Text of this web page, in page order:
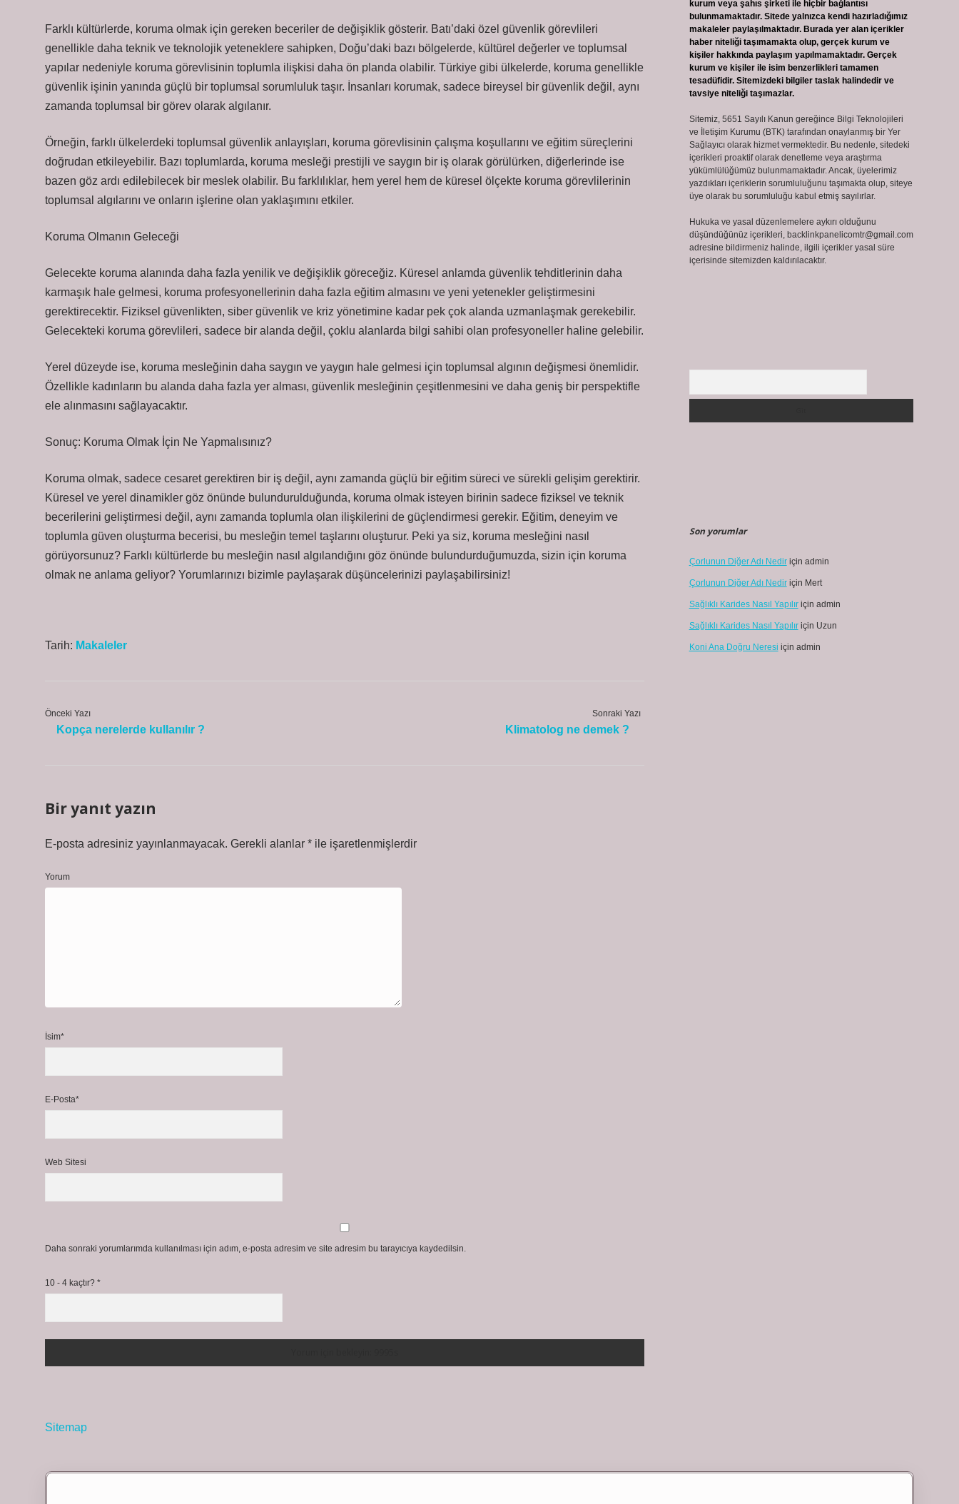
Farklı kültürlerde, koruma olmak için gereken beceriler de değişiklik gösterir. Batı’daki özel güvenlik görevlileri
genellikle daha teknik ve teknolojik yeteneklere sahipken, Doğu’daki bazı bölgelerde, kültürel değerler ve toplumsal
yapılar nedeniyle koruma görevlisinin toplumla ilişkisi daha ön planda olabilir. Türkiye gibi ülkelerde, koruma genellikle
güvenlik işinin yanında güçlü bir toplumsal sorumluluk taşır. İnsanları korumak, sadece bireysel bir güvenlik değil, aynı
zamanda toplumsal bir görev olarak algılanır.
Örneğin, farklı ülkelerdeki toplumsal güvenlik anlayışları, koruma görevlisinin çalışma koşullarını ve eğitim süreçlerini
doğrudan etkileyebilir. Bazı toplumlarda, koruma mesleği prestijli ve saygın bir iş olarak görülürken, diğerlerinde ise
bazen göz ardı edilebilecek bir meslek olabilir. Bu farklılıklar, hem yerel hem de küresel ölçekte koruma görevlilerinin
toplumsal algılarını ve onların işlerine olan yaklaşımını etkiler.
Koruma Olmanın Geleceği
Gelecekte koruma alanında daha fazla yenilik ve değişiklik göreceğiz. Küresel anlamda güvenlik tehditlerinin daha
karmaşık hale gelmesi, koruma profesyonellerinin daha fazla eğitim almasını ve yeni yetenekler geliştirmesini
gerektirecektir. Fiziksel güvenlikten, siber güvenlik ve kriz yönetimine kadar pek çok alanda uzmanlaşmak gerekebilir.
Gelecekteki koruma görevlileri, sadece bir alanda değil, çoklu alanlarda bilgi sahibi olan profesyoneller haline gelebilir.
Yerel düzeyde ise, koruma mesleğinin daha saygın ve yaygın hale gelmesi için toplumsal algının değişmesi önemlidir.
Özellikle kadınların bu alanda daha fazla yer alması, güvenlik mesleğinin çeşitlenmesini ve daha geniş bir perspektifle
ele alınmasını sağlayacaktır.
Sonuç: Koruma Olmak İçin Ne Yapmalısınız?
Koruma olmak, sadece cesaret gerektiren bir iş değil, aynı zamanda güçlü bir eğitim süreci ve sürekli gelişim gerektirir.
Küresel ve yerel dinamikler göz önünde bulundurulduğunda, koruma olmak isteyen birinin sadece fiziksel ve teknik
becerilerini geliştirmesi değil, aynı zamanda toplumla olan ilişkilerini de güçlendirmesi gerekir. Eğitim, deneyim ve
toplumla güven oluşturma becerisi, bu mesleğin temel taşlarını oluşturur. Peki ya siz, koruma mesleğini nasıl
görüyorsunuz? Farklı kültürlerde bu mesleğin nasıl algılandığını göz önünde bulundurduğumuzda, sizin için koruma
olmak ne anlama geliyor? Yorumlarınızı bizimle paylaşarak düşüncelerinizi paylaşabilirsiniz!
Tarih: Makaleler
Önceki Yazı
Kopça nerelerde kullanılır ?
Sonraki Yazı
Klimatolog ne demek ?
Bir yanıt yazın
E-posta adresiniz yayınlanmayacak. Gerekli alanlar * ile işaretlenmişlerdir
Yorum
İsim*
E-Posta*
Web Sitesi
Daha sonraki yorumlarımda kullanılması için adım, e-posta adresim ve site adresim bu tarayıcıya kaydedilsin.
10 - 4 kaçtır? *
Sitemap
kurum veya şahıs şirketi ile hiçbir bağlantısı
bulunmamaktadır. Sitede yalnızca kendi hazırladığımız
makaleler paylaşılmaktadır. Burada yer alan içerikler
haber niteliği taşımamakta olup, gerçek kurum ve
kişiler hakkında paylaşım yapılmamaktadır. Gerçek
kurum ve kişiler ile isim benzerlikleri tamamen
tesadüfidir. Sitemizdeki bilgiler taslak halindedir ve
tavsiye niteliği taşımazlar.
Sitemiz, 5651 Sayılı Kanun gereğince Bilgi Teknolojileri
ve İletişim Kurumu (BTK) tarafından onaylanmış bir Yer
Sağlayıcı olarak hizmet vermektedir. Bu nedenle, sitedeki
içerikleri proaktif olarak denetleme veya araştırma
yükümlülüğümüz bulunmamaktadır. Ancak, üyelerimiz
yazdıkları içeriklerin sorumluluğunu taşımakta olup, siteye
üye olarak bu sorumluluğu kabul etmiş sayılırlar.
Hukuka ve yasal düzenlemelere aykırı olduğunu
düşündüğünüz içerikleri, backlinkpanelicomtr@gmail.com
adresine bildirmeniz halinde, ilgili içerikler yasal süre
içerisinde sitemizden kaldırılacaktır.
Son yorumlar
Çorlunun Diğer Adı Nediriçin admin
Çorlunun Diğer Adı Nediriçin Mert
Sağlıklı Karides Nasıl Yapılıriçin admin
Sağlıklı Karides Nasıl Yapılıriçin Uzun
Koni Ana Doğru Neresi için admin